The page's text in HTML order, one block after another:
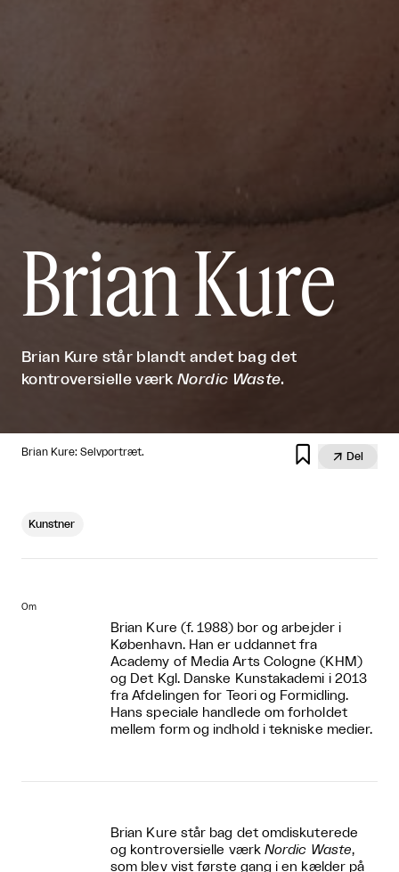
Brian Kure
Brian Kure står blandt andet bag det
kontroversielle værkNordic Waste.
Brian Kure: Selvportræt.   Del
Kunstner
Om
Brian Kure (f. 1988) bor og arbejder i
København. Han er uddannet fra
Academy of Media Arts Cologne (KHM)
og Det Kgl. Danske Kunstakademi i 2013
fra Afdelingen for Teori og Formidling.
Hans speciale handlede om forholdet
mellem form og indhold i tekniske medier.
Brian Kure står bag det omdiskuterede
og kontroversielle værk Nordic Waste,
som blev vist første gang i en kælder på